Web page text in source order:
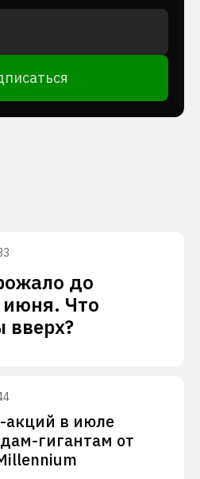
до
Что
вверх?
акций в июле
гигантам от